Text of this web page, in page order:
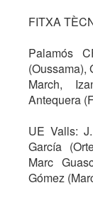
FITXA
Palamós
(Oussama),
March,
Antequera
UE Valls:
García
Marc
Gómez